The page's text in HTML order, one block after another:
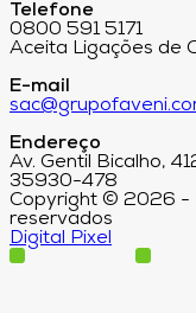
Telefone
0800 591 5171
Aceita Ligações de
E-mail
Endereço
Av. Gentil Bicalho,
35930-478
Copyright © 2026 -
reservados
Digital Pixel